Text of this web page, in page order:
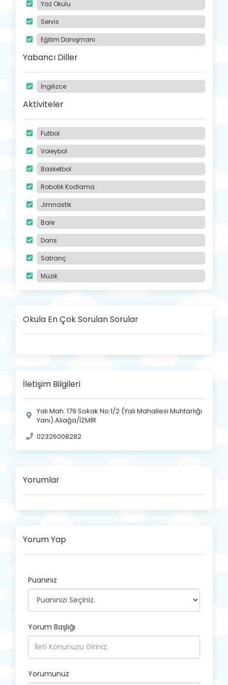
Yaz Okulu
Servis
Eğitim Danışmanı
Yabancı Diller
İngilizce
Aktiviteler
Futbol
Voleybol
Basketbol
Robotik Kodlama
Jimnastik
Bale
Dans
Satranç
Müzik
Okula En Çok Sorulan Sorular
İletişim Bilgileri
Yalı Mah. 179 Sokak No:1/2 (Yalı Mahallesi Muhtarlığı
Yanı) Aliağa/İZMİR
02326008282
Yorumlar
Yorum Yap
Puanınız
Yorum Başlığı
Yorumunuz